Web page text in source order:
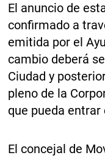
El anuncio de
confirmado a
emitida por el
cambio deberá
Ciudad y
pleno de la
que pueda entrar
El concejal de